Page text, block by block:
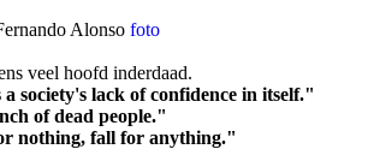
Alonso foto
veel hoofd inderdaad.
society's lack of confidence in itself."
of dead people."
nothing, fall for anything."